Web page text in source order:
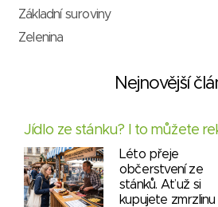
Základní suroviny
Zelenina
Nejnovější
Jídlo ze stánku? I to můžete
Léto přeje
občerstvení ze
stánků. Ať už si
kupujete zmrzlinu